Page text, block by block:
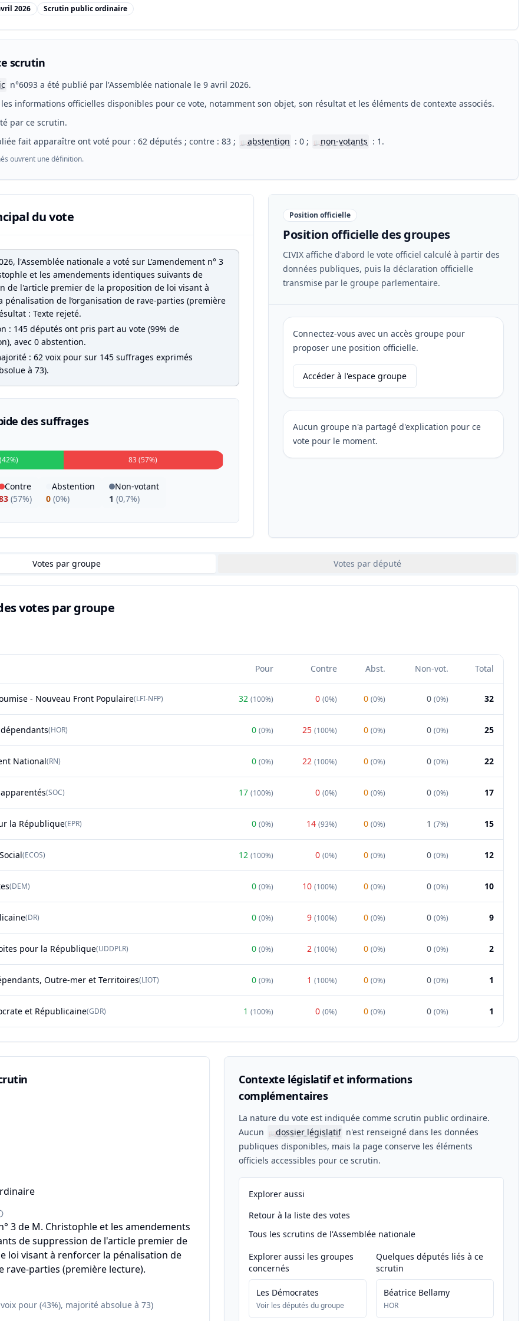
2026 Scrutin public ordinaire
scrutin
n°6093 a été publié par l'Assemblée nationale le 9 avril 2026.
informations officielles disponibles pour ce vote, notamment son objet, son résultat et les éléments de contexte associés.
par ce scrutin.
fait apparaître ont voté pour : 62 députés ; contre : 83 ;
📖abstention : 0 ; 📖non-votants : 1.
ouvrent une définition.
du vote
l'Assemblée nationale a voté sur L'amendement n° 3
et les amendements identiques suivants de
de l'article premier de la proposition de loi visant à
pénalisation de l’organisation de rave-parties (première
: Texte rejeté.
: 145 députés ont pris part au vote (99% de
avec 0 abstention.
: 62 voix pour sur 145 suffrages exprimés
à 73).
des suffrages
83 (57%)
Contre
(57%)
Abstention
0 (0%)
Non-votant
1 (0,7%)
Position officielle
Position officielle des groupes
CIVIX affiche d'abord le vote officiel calculé à partir des
données publiques, puis la déclaration officielle
transmise par le groupe parlementaire.
Connectez-vous avec un accès groupe pour
proposer une position officielle.
Accéder à l'espace groupe
Aucun groupe n'a partagé d'explication pour ce
vote pour le moment.
Votes par groupe Votes par député
votes par groupe
Pour Contre Abst. Non-vot. Total
- Nouveau Front Populaire(LFI-NFP) 32 (100%) 0 (0%) 0 (0%) 0 (0%) 32
(HOR) 0 (0%) 25 (100%) 0 (0%) 0 (0%) 25
National(RN) 0 (0%) 22 (100%) 0 (0%) 0 (0%) 22
(SOC) 17 (100%) 0 (0%) 0 (0%) 0 (0%) 17
la République(EPR) 0 (0%) 14 (93%) 0 (0%) 1 (7%) 15
(ECOS) 12 (100%) 0 (0%) 0 (0%) 0 (0%) 12
(DEM) 0 (0%) 10 (100%) 0 (0%) 0 (0%) 10
(DR) 0 (0%) 9 (100%) 0 (0%) 0 (0%) 9
pour la République(UDDPLR) 0 (0%) 2 (100%) 0 (0%) 0 (0%) 2
Outre-mer et Territoires(LIOT) 0 (0%) 1 (100%) 0 (0%) 0 (0%) 1
et Républicaine(GDR) 1 (100%) 0 (0%) 0 (0%) 0 (0%) 1
3 de M. Christophle et les amendements
de suppression de l'article premier de
loi visant à renforcer la pénalisation de
rave-parties (première lecture).
pour (43%), majorité absolue à 73)
Contexte législatif et informations
complémentaires
La nature du vote est indiquée comme scrutin public ordinaire.
Aucun
📖dossier législatif n'est renseigné dans les données
publiques disponibles, mais la page conserve les éléments
officiels accessibles pour ce scrutin.
Explorer aussi
Retour à la liste des votes
Tous les scrutins de l'Assemblée nationale
Explorer aussi les groupes
concernés
Les Démocrates
Voir les députés du groupe
Quelques députés liés à ce
scrutin
Béatrice Bellamy
HOR